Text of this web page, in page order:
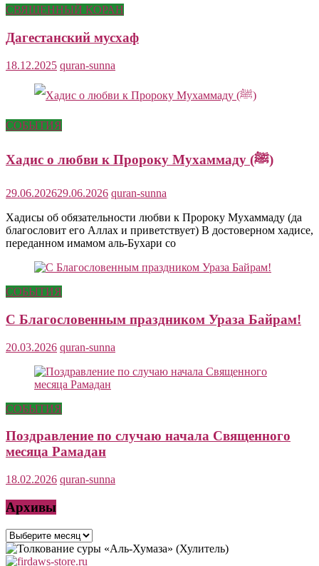
СВЯЩЕННЫЙ КОРАН
Дагестанский мусхаф
18.12.2025 quran-sunna
СОБЫТИЯ
Хадис о любви к Пророку Мухаммаду (ﷺ)
29.06.202629.06.2026 quran-sunna
Хадисы об обязательности любви к Пророку Мухаммаду (да
благословит его Аллах и приветствует) В достоверном хадисе,
переданном имамом аль-Бухари со
СОБЫТИЯ
С Благословенным праздником Ураза Байрам!
20.03.2026 quran-sunna
СОБЫТИЯ
Поздравление по случаю начала Священного
месяца Рамадан
18.02.2026 quran-sunna
Архивы
Архивы